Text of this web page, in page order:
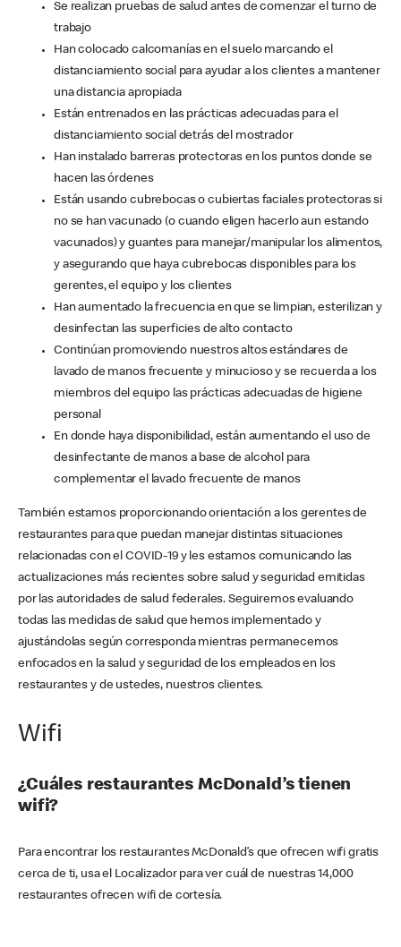
Se realizan pruebas de salud antes de comenzar el turno de
trabajo
Han colocado calcomanías en el suelo marcando el
distanciamiento social para ayudar a los clientes a mantener
una distancia apropiada
Están entrenados en las prácticas adecuadas para el
distanciamiento social detrás del mostrador
Han instalado barreras protectoras en los puntos donde se
hacen las órdenes
Están usando cubrebocas o cubiertas faciales protectoras si
no se han vacunado (o cuando eligen hacerlo aun estando
vacunados) y guantes para manejar/manipular los alimentos,
y asegurando que haya cubrebocas disponibles para los
gerentes, el equipo y los clientes
Han aumentado la frecuencia en que se limpian, esterilizan y
desinfectan las superficies de alto contacto
Continúan promoviendo nuestros altos estándares de
lavado de manos frecuente y minucioso y se recuerda a los
miembros del equipo las prácticas adecuadas de higiene
personal
En donde haya disponibilidad, están aumentando el uso de
desinfectante de manos a base de alcohol para
complementar el lavado frecuente de manos
También estamos proporcionando orientación a los gerentes de
restaurantes para que puedan manejar distintas situaciones
relacionadas con el COVID-19 y les estamos comunicando las
actualizaciones más recientes sobre salud y seguridad emitidas
por las autoridades de salud federales. Seguiremos evaluando
todas las medidas de salud que hemos implementado y
ajustándolas según corresponda mientras permanecemos
enfocados en la salud y seguridad de los empleados en los
restaurantes y de ustedes, nuestros clientes.
Wifi
¿Cuáles restaurantes McDonald’s tienen
wifi?
Para encontrar los restaurantes McDonald’s que ofrecen wifi gratis
cerca de ti, usa el Localizador para ver cuál de nuestras 14,000
restaurantes ofrecen wifi de cortesía.